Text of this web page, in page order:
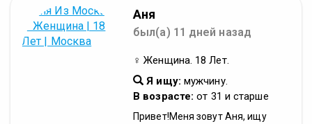
Аня
был(а) 11 дней назад
♀ Женщина. 18 Лет.
Я ищу: мужчину.
В возрасте: от 31 и старше
Привет!Меня зовут Аня, ищу